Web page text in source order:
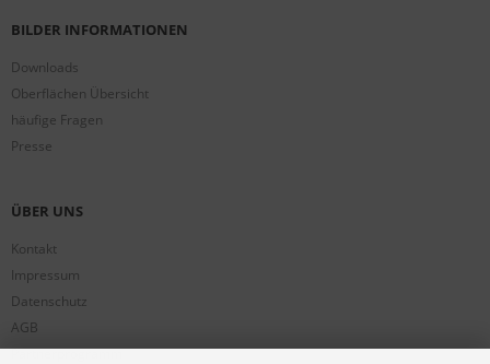
BILDER INFORMATIONEN
Downloads
Oberflächen Übersicht
häufige Fragen
Presse
ÜBER UNS
Kontakt
Impressum
Datenschutz
AGB
Partnerprogramm